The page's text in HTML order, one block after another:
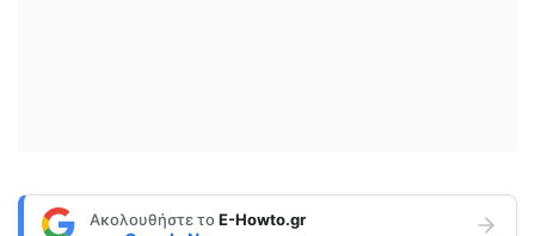
Ακολουθήστε τοE-Howto.gr